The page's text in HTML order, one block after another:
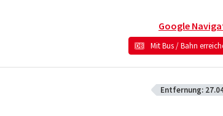
Google
Mit Bus / Bahn
Entfernung: